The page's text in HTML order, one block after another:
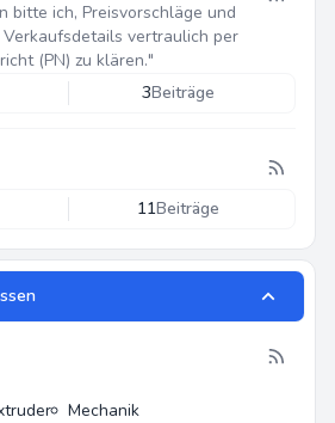
bitte ich, Preisvorschläge und
vertraulich per
(PN) zu klären."
3Beiträge
11Beiträge
Mechanik